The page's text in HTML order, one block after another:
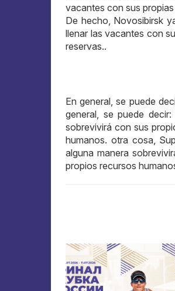
vacantes con sus
De hecho, Novosibirsk
llenar las vacantes con
reservas..
En general, se puede
general, se puede
sobrevivirá con sus
humanos. otra cosa,
alguna manera
propios recursos